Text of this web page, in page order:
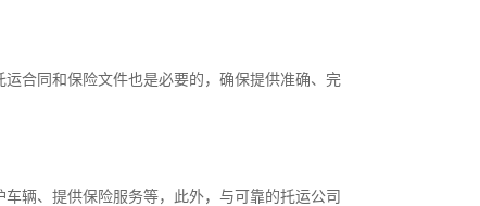
合同和保险文件也是必要的，确保提供准确、完
辆、提供保险服务等，此外，与可靠的托运公司